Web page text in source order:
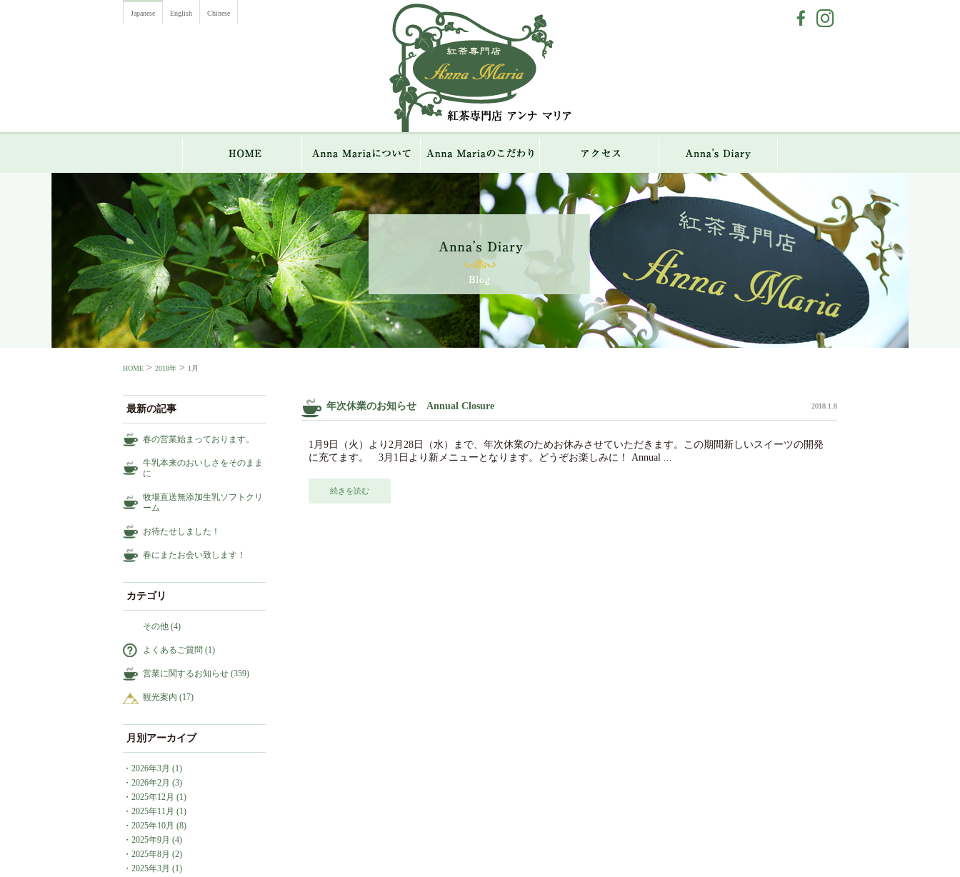
Japanese English Chinese
HOME > 2018年 > 1月
年次休業のお知らせ Annual Closure 2018.1.8
1月9日（火）より2月28日（水）まで、年次休業のためお休みさせていただきます。この期間新しいスイーツの開発
に充てます。 3月1日より新メニューとなります。どうぞお楽しみに！ Annual ...
続きを読む
最新の記事
春の営業始まっております。
牛乳本来のおいしさをそのまま
に
牧場直送無添加生乳ソフトクリ
ーム
お待たせしました！
春にまたお会い致します！
カテゴリ
その他 (4)
よくあるご質問 (1)
営業に関するお知らせ (359)
観光案内 (17)
月別アーカイブ
・ 2026年3月 (1)
・ 2026年2月 (3)
・ 2025年12月 (1)
・ 2025年11月 (1)
・ 2025年10月 (8)
・ 2025年9月 (4)
・ 2025年8月 (2)
・ 2025年3月 (1)